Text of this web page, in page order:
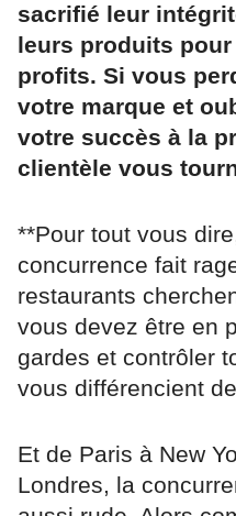
sacrifié leur
leurs produits
profits. Si vous
votre marque et
votre succès à la
clientèle vous
**Pour tout vous
concurrence fait
restaurants
vous devez être en
gardes et contrôler
vous différencient
Et de Paris à New
Londres, la